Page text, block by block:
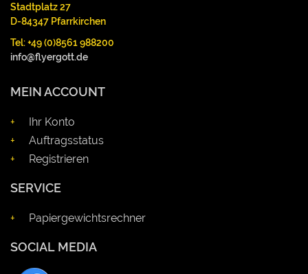
Stadtplatz 27
D-84347 Pfarrkirchen
Tel: +49 (0)8561 988200
info@flyergott.de
MEIN ACCOUNT
Ihr Konto
Auftragsstatus
Registrieren
SERVICE
Papiergewichtsrechner
SOCIAL MEDIA